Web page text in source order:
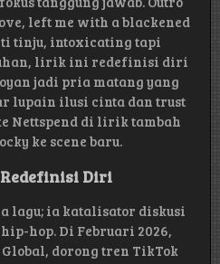
left me with a blackened
tinju, intoxicating tapi
lirik ini redefinisi diri
jadi pria matang yang
lupain ilusi cinta dan trust
Nettspend di lirik tambah
ke scene baru.
Redefinisi Diri
lagu; ia katalisator diskusi
hop. Di Februari 2026,
dorong tren TikTok